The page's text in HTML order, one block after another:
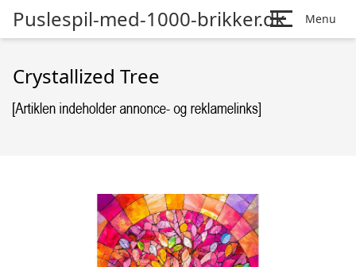
Puslespil-med-1000-brikker.dk Menu
Crystallized Tree